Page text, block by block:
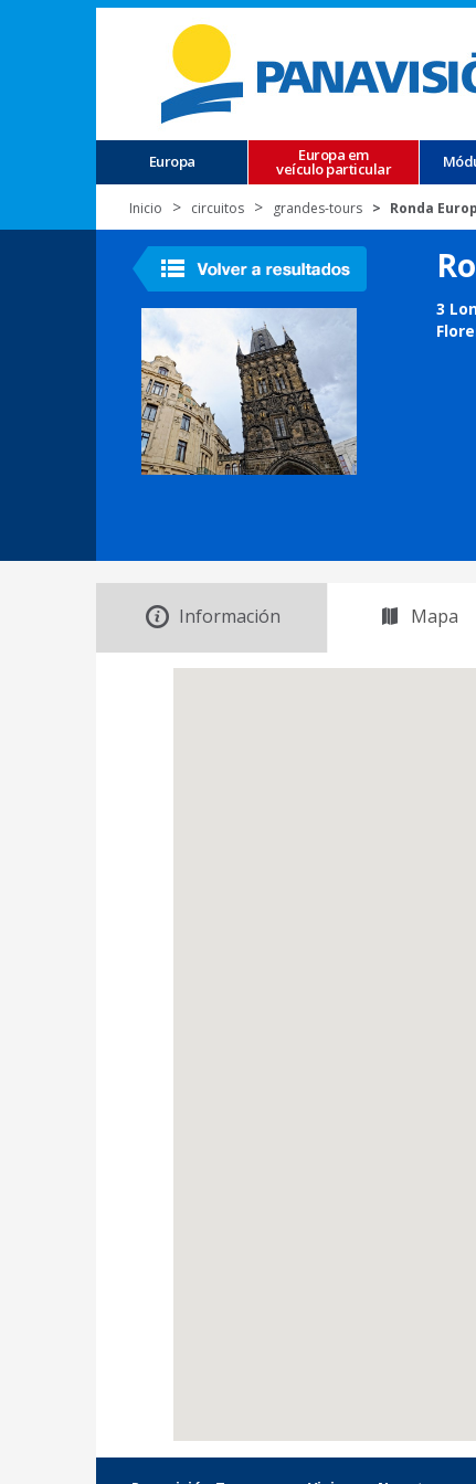
Europa Europa em
veículo particular
Inicio circuitos grandes-tours Ronda
3
Información Mapa